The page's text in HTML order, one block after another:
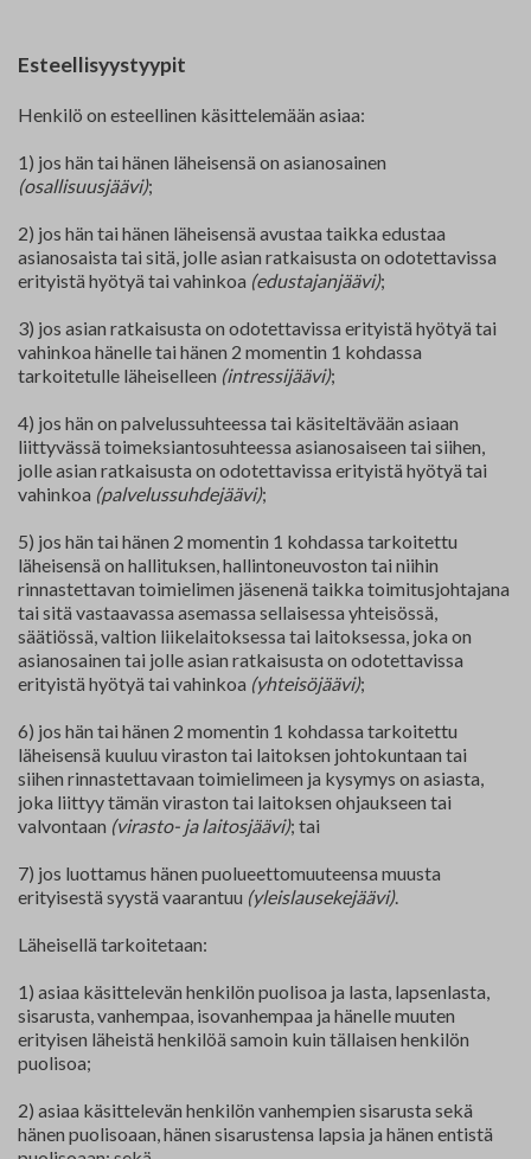
Esteellisyystyypit
Henkilö on esteellinen käsittelemään asiaa:
1) jos hän tai hänen läheisensä on asianosainen
(osallisuusjäävi);
2) jos hän tai hänen läheisensä avustaa taikka edustaa
asianosaista tai sitä, jolle asian ratkaisusta on odotettavissa
erityistä hyötyä tai vahinkoa (edustajanjäävi);
3) jos asian ratkaisusta on odotettavissa erityistä hyötyä tai
vahinkoa hänelle tai hänen 2 momentin 1 kohdassa
tarkoitetulle läheiselleen (intressijäävi);
4) jos hän on palvelussuhteessa tai käsiteltävään asiaan
liittyvässä toimeksiantosuhteessa asianosaiseen tai siihen,
jolle asian ratkaisusta on odotettavissa erityistä hyötyä tai
vahinkoa (palvelussuhdejäävi);
5) jos hän tai hänen 2 momentin 1 kohdassa tarkoitettu
läheisensä on hallituksen, hallintoneuvoston tai niihin
rinnastettavan toimielimen jäsenenä taikka toimitusjohtajana
tai sitä vastaavassa asemassa sellaisessa yhteisössä,
säätiössä, valtion liikelaitoksessa tai laitoksessa, joka on
asianosainen tai jolle asian ratkaisusta on odotettavissa
erityistä hyötyä tai vahinkoa (yhteisöjäävi);
6) jos hän tai hänen 2 momentin 1 kohdassa tarkoitettu
läheisensä kuuluu viraston tai laitoksen johtokuntaan tai
siihen rinnastettavaan toimielimeen ja kysymys on asiasta,
joka liittyy tämän viraston tai laitoksen ohjaukseen tai
valvontaan (virasto- ja laitosjäävi); tai
7) jos luottamus hänen puolueettomuuteensa muusta
erityisestä syystä vaarantuu (yleislausekejäävi).
Läheisellä tarkoitetaan:
1) asiaa käsittelevän henkilön puolisoa ja lasta, lapsenlasta,
sisarusta, vanhempaa, isovanhempaa ja hänelle muuten
erityisen läheistä henkilöä samoin kuin tällaisen henkilön
puolisoa;
2) asiaa käsittelevän henkilön vanhempien sisarusta sekä
hänen puolisoaan, hänen sisarustensa lapsia ja hänen entistä